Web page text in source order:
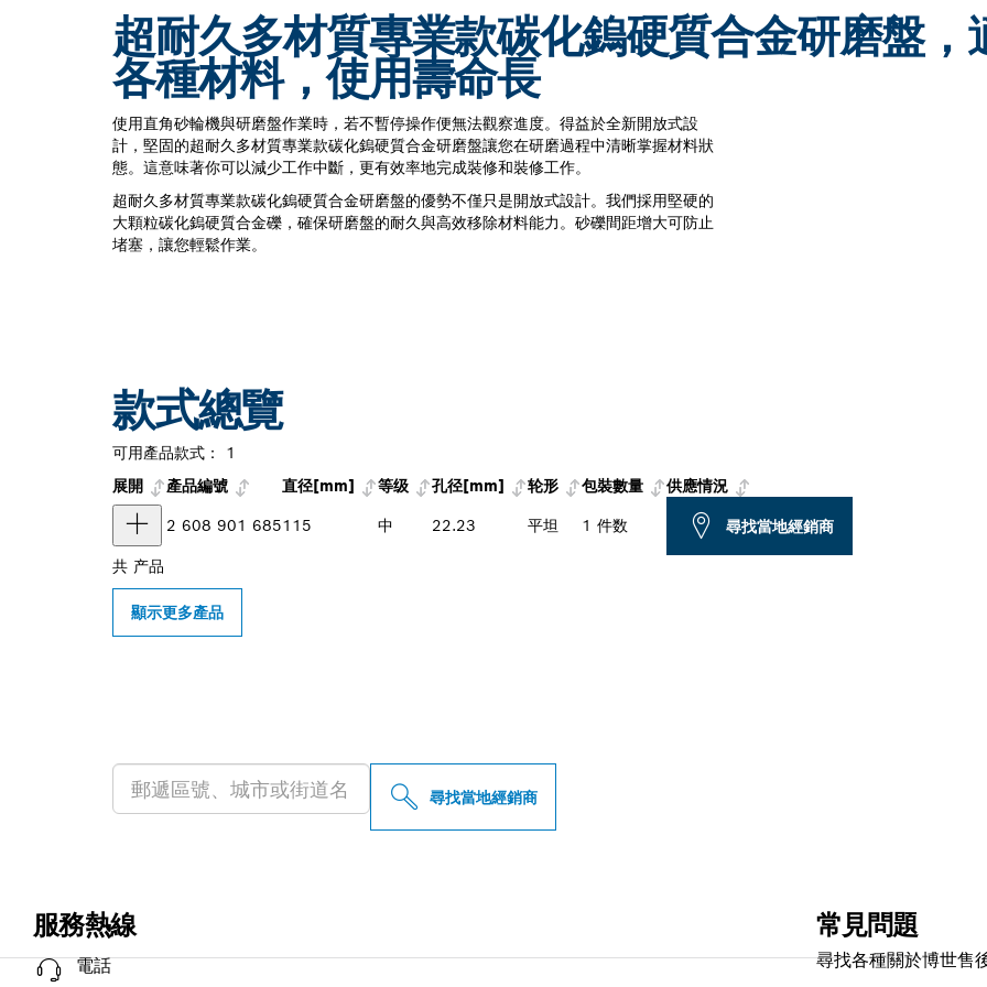
超耐久多材質專業款碳化鎢硬質合金研磨盤，
各種材料，使用壽命長
使用直角砂輪機與研磨盤作業時，若不暫停操作便無法觀察進度。得益於全新開放式設
計，堅固的超耐久多材質專業款碳化鎢硬質合金研磨盤讓您在研磨過程中清晰掌握材料狀
態。這意味著你可以減少工作中斷，更有效率地完成裝修和裝修工作。
超耐久多材質專業款碳化鎢硬質合金研磨盤的優勢不僅只是開放式設計。我們採用堅硬的
大顆粒碳化鎢硬質合金礫，確保研磨盤的耐久與高效移除材料能力。砂礫間距增大可防止
堵塞，讓您輕鬆作業。
款式總覽
可用產品款式：
1
展開
產品編號 直径[mm] 等级 孔径[mm] 轮形 包裝數量
供應情況
2 608 901 685115 中 22.23 平坦 1 件数 尋找當地經銷商
共 产品
顯示更多產品
尋找當地經銷商
服務熱線
電話
常見問題
尋找各種關於博世售